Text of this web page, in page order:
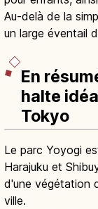
Au-delà de la
un large éventail
En
halte
Tokyo
Le parc Yoyogi
Harajuku et
d'une végétation
ville.